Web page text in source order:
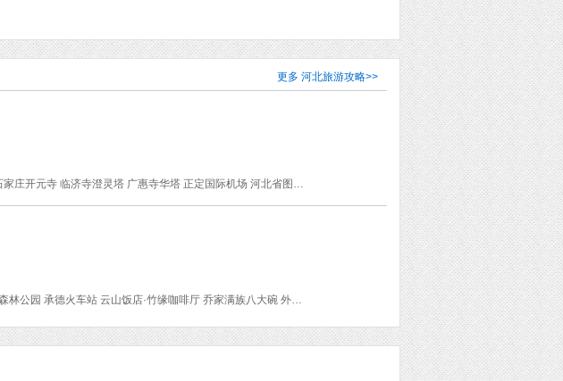
更多 河北旅游攻略>>
隆兴寺 河北博物院 清西陵 天宁寺凌霄塔 天宁寺 须弥塔 石家庄开元寺 临济寺澄灵塔 广惠寺华塔 正定国际机场 河北省图书馆 狼牙山 崇陵 永福寺 泰陵 昌西陵
避暑山庄 须弥福寿之庙 普陀宗乘之庙 普宁寺 磬锤峰国家森林公园 承德火车站 云山饭店·竹缘咖啡厅 乔家满族八大碗 外八庙 清宫宴酒楼 棒槌山